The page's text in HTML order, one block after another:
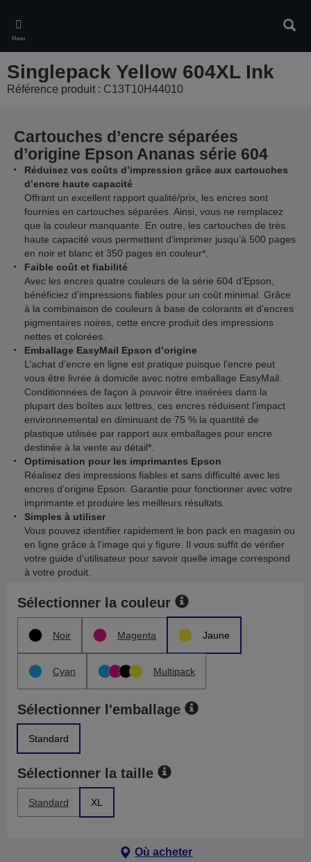
main
content
Menu
Singlepack Yellow 604XL Ink
Référence produit : C13T10H44010
Cartouches d’encre séparées
d’origine Epson Ananas série 604
Réduisez vos coûts d’impression grâce aux cartouches
d’encre haute capacité
Offrant un excellent rapport qualité/prix, les encres sont
fournies en cartouches séparées. Ainsi, vous ne remplacez
que la couleur manquante. En outre, les cartouches de très
haute capacité vous permettent d’imprimer jusqu’à 500 pages
en noir et blanc et 350 pages en couleur*.
Faible coût et fiabilité
Avec les encres quatre couleurs de la série 604 d’Epson,
bénéficiez d’impressions fiables pour un coût minimal. Grâce
à la combinaison de couleurs à base de colorants et d’encres
pigmentaires noires, cette encre produit des impressions
nettes et colorées.
Emballage EasyMail Epson d’origine
L’achat d’encre en ligne est pratique puisque l’encre peut
vous être livrée à domicile avec notre emballage EasyMail.
Conditionnées de façon à pouvoir être insérées dans la
plupart des boîtes aux lettres, ces encres réduisent l’impact
environnemental en diminuant de 75 % la quantité de
plastique utilisée par rapport aux emballages pour encre
destinée à la vente au détail*.
Optimisation pour les imprimantes Epson
Réalisez des impressions fiables et sans difficulté avec les
encres d’origine Epson. Garantie pour fonctionner avec votre
imprimante et produire les meilleurs résultats.
Simples à utiliser
Vous pouvez identifier rapidement le bon pack en magasin ou
en ligne grâce à l’image qui y figure. Il vous suffit de vérifier
votre guide d’utilisateur pour savoir quelle image correspond
à votre produit.
Sélectionner la couleur
Noir Magenta Jaune
Cyan Multipack
Sélectionner l'emballage
Standard
Sélectionner la taille
Standard XL
Où acheter